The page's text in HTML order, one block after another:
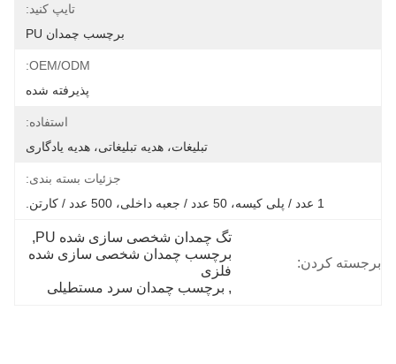
تایپ کنید:
برچسب چمدان PU
OEM/ODM:
پذیرفته شده
استفاده:
تبلیغات، هدیه تبلیغاتی، هدیه یادگاری
جزئیات بسته بندی:
برجسته کردن:
تگ چمدان شخصی سازی شده PU
,
برچسب چمدان شخصی سازی شده
فلزی
, برچسب چمدان سرد مستطیلی